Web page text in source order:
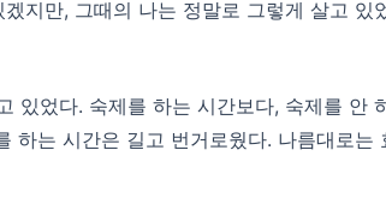
지만, 그때의 나는 정말로 그렇게 살고 있
있었다. 숙제를 하는 시간보다, 숙제를 안
하는 시간은 길고 번거로웠다. 나름대로는